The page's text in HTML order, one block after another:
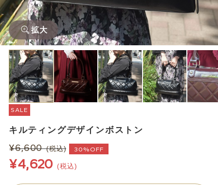
拡大
SALE
キルティングデザインボストン
¥6,600 (税込) 30%OFF
¥4,620 (税込)